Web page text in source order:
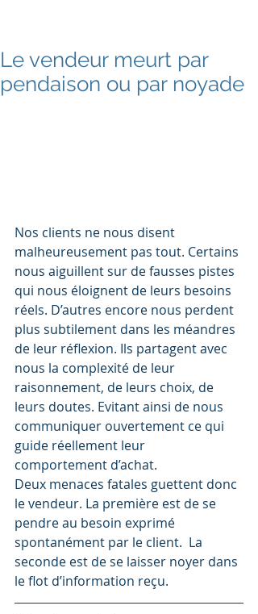
Le vendeur meurt par
pendaison ou par noyade
Nos clients ne nous disent
malheureusement pas tout. Certains
nous aiguillent sur de fausses pistes
qui nous éloignent de leurs besoins
réels. D’autres encore nous perdent
plus subtilement dans les méandres
de leur réflexion. Ils partagent avec
nous la complexité de leur
raisonnement, de leurs choix, de
leurs doutes. Evitant ainsi de nous
communiquer ouvertement ce qui
guide réellement leur
comportement d’achat.
Deux menaces fatales guettent donc
le vendeur. La première est de se
pendre au besoin exprimé
spontanément par le client.  La
seconde est de se laisser noyer dans
le flot d’information reçu.